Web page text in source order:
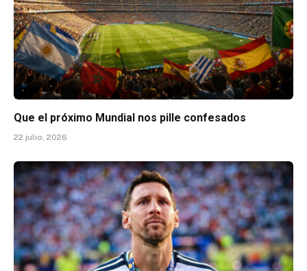
Que el próximo Mundial nos pille confesados
22 julio, 2026